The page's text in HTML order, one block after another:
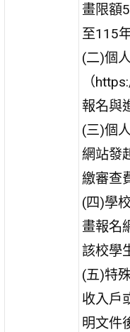
畫限額
至115
(二)個
（
報名與
(三)個
網站發
繳審查
(四)學
畫報名
該校學
(五)特
收入戶
明文件